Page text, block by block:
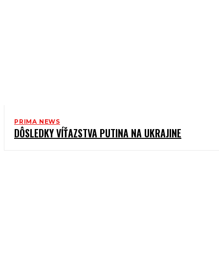
PRIMA NEWS
DÔSLEDKY VÍŤAZSTVA PUTINA NA UKRAJINE